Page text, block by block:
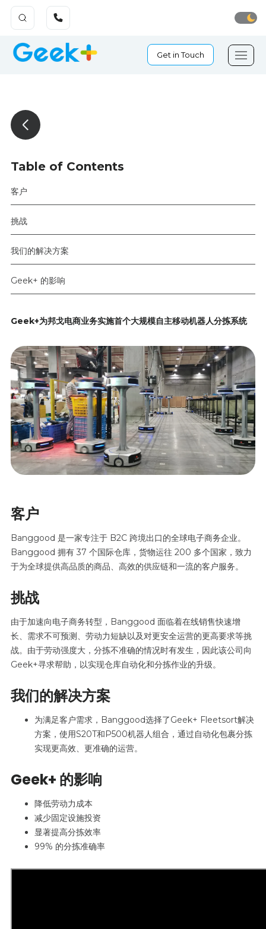
Get in Touch
Table of Contents
客户
挑战
我们的解决方案
Geek+ 的影响
Geek+为邦戈电商业务实施首个大规模自主移动机器人分拣系统
客户
Banggood 是一家专注于 B2C 跨境出口的全球电子商务企业。
Banggood 拥有 37 个国际仓库，货物运往 200 多个国家，致力
于为全球提供高品质的商品、高效的供应链和一流的客户服务。
挑战
由于加速向电子商务转型，Banggood 面临着在线销售快速增
长、需求不可预测、劳动力短缺以及对更安全运营的更高要求等挑
战。由于劳动强度大，分拣不准确的情况时有发生，因此该公司向
Geek+寻求帮助，以实现仓库自动化和分拣作业的升级。
我们的解决方案
为满足客户需求，Banggood选择了Geek+ Fleetsort解决
方案，使用S20T和P500机器人组合，通过自动化包裹分拣
实现更高效、更准确的运营。
Geek+ 的影响
降低劳动力成本
减少固定设施投资
显著提高分拣效率
99% 的分拣准确率